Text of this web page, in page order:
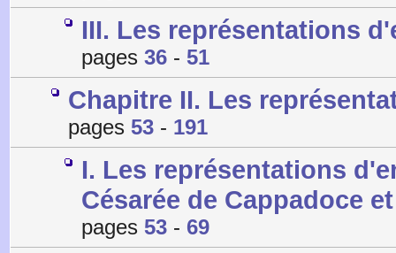
III. Les représentations
pages 36 - 51
Chapitre II. Les
pages 53 - 191
I. Les représentations
Césarée de Cappadoce
pages 53 - 69